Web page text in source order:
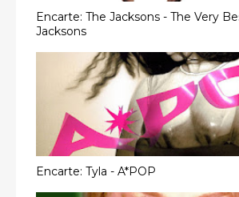
Encarte: The Jacksons - The Very
Jacksons
Encarte: Tyla - A*POP